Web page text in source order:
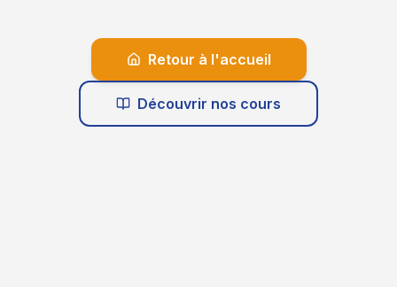
Retour à l'accueil
Découvrir nos cours